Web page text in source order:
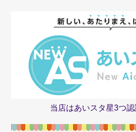
当店はあいスタ星3つ認